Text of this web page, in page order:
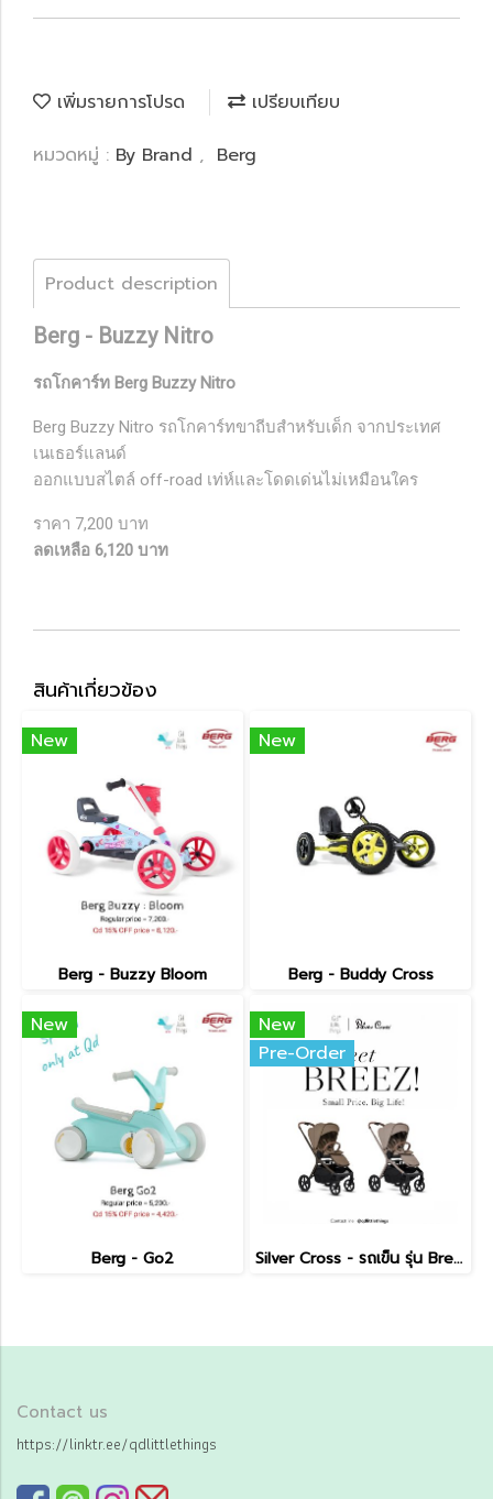
เพิ่มรายการโปรด
เปรียบเทียบ
หมวดหมู่ : By Brand , Berg
Product description
Berg - Buzzy Nitro
รถโกคาร์ท Berg Buzzy Nitro
Berg Buzzy Nitro รถโกคาร์ทขาถีบสำหรับเด็ก จากประเทศ
เนเธอร์แลนด์
ออกแบบสไตล์ off-road เท่ห์และโดดเด่นไม่เหมือนใคร
ราคา 7,200 บาท
ลดเหลือ 6,120 บาท
สินค้าเกี่ยวข้อง
New
Berg - Buzzy Bloom
New
Berg - Buddy Cross
New
Berg - Go2
New
Pre-Order
Silver Cross - รถเข็น รุ่น Breez Pushchair
Contact us
https://linktr.ee/qdlittlethings